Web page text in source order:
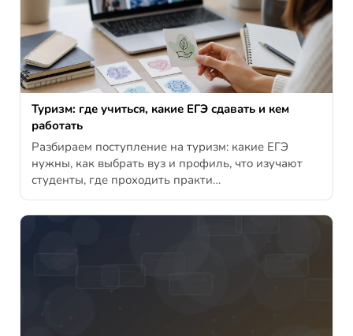
Туризм: где учиться, какие ЕГЭ сдавать и кем
работать
Разбираем поступление на туризм: какие ЕГЭ
нужны, как выбрать вуз и профиль, что изучают
студенты, где проходить практи…